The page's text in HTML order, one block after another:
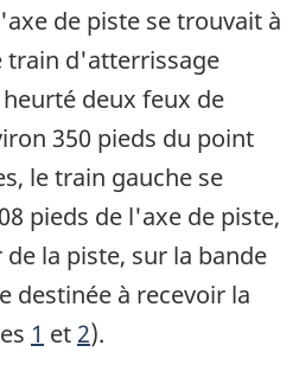
de piste se trouvait à
train d'atterrissage
deux feux de
350 pieds du point
le train gauche se
pieds de l'axe de piste,
la piste, sur la bande
destinée à recevoir la
1 et 2).